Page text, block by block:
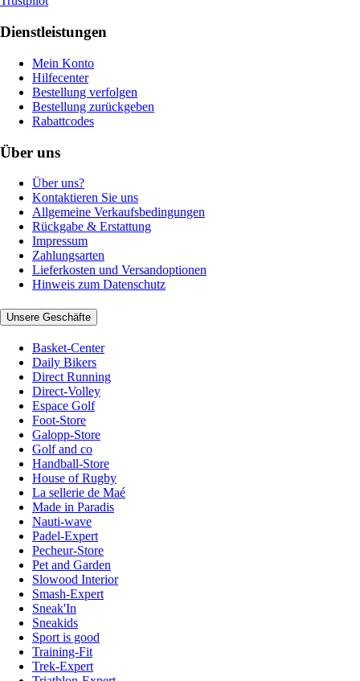
Dienstleistungen
Mein Konto
Hilfecenter
Bestellung verfolgen
Bestellung zurückgeben
Rabattcodes
Über uns
Über uns?
Kontaktieren Sie uns
Allgemeine Verkaufsbedingungen
Rückgabe & Erstattung
Impressum
Zahlungsarten
Lieferkosten und Versandoptionen
Hinweis zum Datenschutz
Unsere Geschäfte
Basket-Center
Daily Bikers
Direct Running
Direct-Volley
Espace Golf
Foot-Store
Galopp-Store
Golf and co
Handball-Store
House of Rugby
La sellerie de Maé
Made in Paradis
Nauti-wave
Padel-Expert
Pecheur-Store
Pet and Garden
Slowood Interior
Smash-Expert
Sneak'In
Sneakids
Sport is good
Training-Fit
Trek-Expert